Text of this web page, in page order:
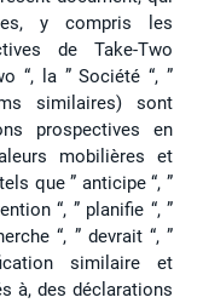
y compris les
de Take-Two
“, la ” Société “, ”
similaires) sont
prospectives en
mobilières et
que ” anticipe “, ”
“, ” planifie “, ”
“, ” devrait “, ”
similaire et
à, des déclarations